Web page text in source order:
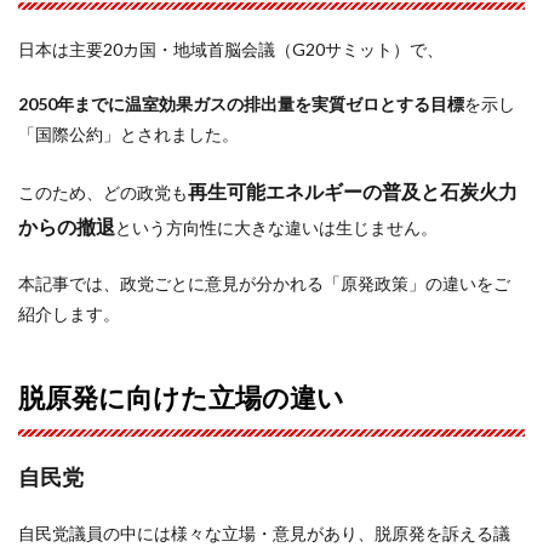
日本は主要20カ国・地域首脳会議（G20サミット）で、
2050年までに温室効果ガスの排出量を実質ゼロとする目標を示し
「国際公約」とされました。
このため、どの政党も再生可能エネルギーの普及と石炭火力
からの撤退という方向性に大きな違いは生じません。
本記事では、政党ごとに意見が分かれる「原発政策」の違いをご
紹介します。
脱原発に向けた立場の違い
自民党
自民党議員の中には様々な立場・意見があり、脱原発を訴える議